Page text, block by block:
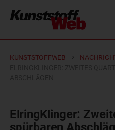
KUNSTSTOFFWEB
ElringKlinger:
spürbaren